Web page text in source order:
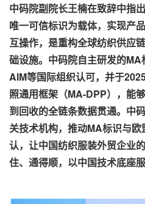
中码院副院长王楠在致辞中指
唯一可信标识为载体，实现产
互操作，是重构全球纺织供应
础设施。中码院自主研发的MA
AIM等国际组织认可，并于
照通用框架（MA-DPP），能
到回收的全链条数据贯通。中
关技术机构，推动MA标识与
认，让中国纺织服装外贸企业
住、通得顺，以中国技术底座